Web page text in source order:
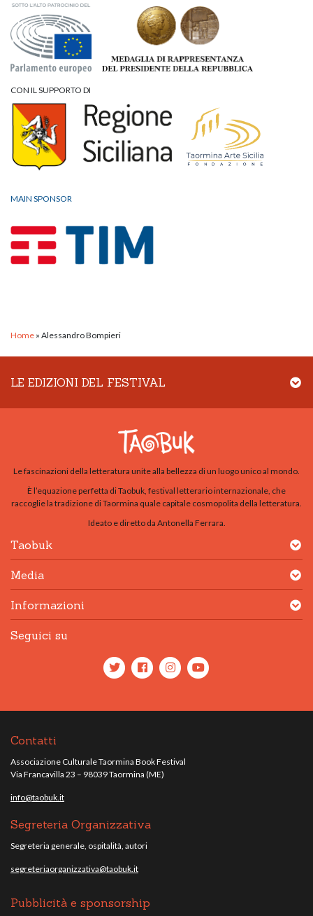
CON IL SUPPORTO DI
MAIN SPONSOR
Home » Alessandro Bompieri
LE EDIZIONI DEL FESTIVAL
Le fascinazioni della letteratura unite alla bellezza di un luogo unico al mondo.
È l’equazione perfetta di Taobuk, festival letterario internazionale, che
raccoglie la tradizione di Taormina quale capitale cosmopolita della letteratura.
Ideato e diretto da Antonella Ferrara.
Taobuk
Media
Informazioni
Seguici su
Contatti
Associazione Culturale Taormina Book Festival
Via Francavilla 23 – 98039 Taormina (ME)
info@taobuk.it
Segreteria Organizzativa
Segreteria generale, ospitalità, autori
segreteriaorganizzativa@taobuk.it
Pubblicità e sponsorship